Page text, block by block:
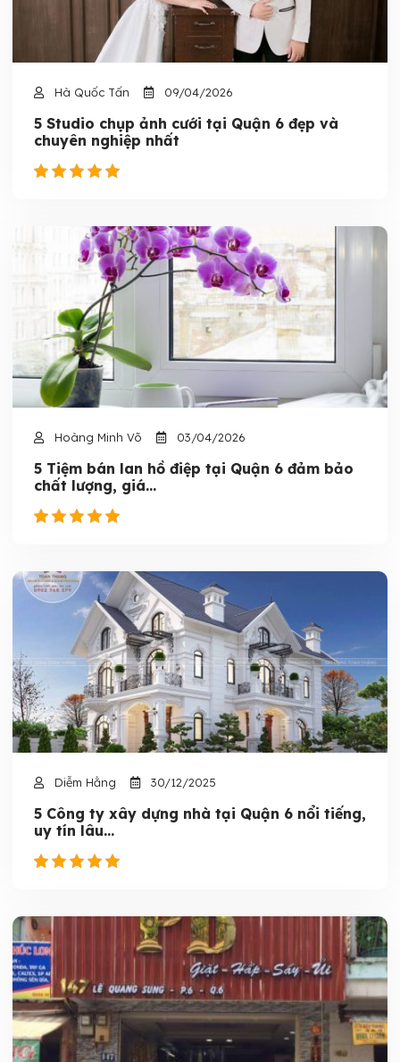
Hà Quốc Tấn 09/04/2026
5 Studio chụp ảnh cưới tại Quận 6 đẹp và
chuyên nghiệp nhất
Hoàng Minh Võ 03/04/2026
5 Tiệm bán lan hồ điệp tại Quận 6 đảm bảo
chất lượng, giá...
Diễm Hằng 30/12/2025
5 Công ty xây dựng nhà tại Quận 6 nổi tiếng,
uy tín lâu...